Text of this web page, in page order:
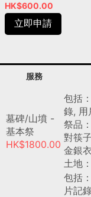
HK$600.00
立即申請
服務
墓碑/山墳 -
基本祭
HK$1800.00
包括
錄, 用
祭品
對筷
金銀
土地
包括
片記